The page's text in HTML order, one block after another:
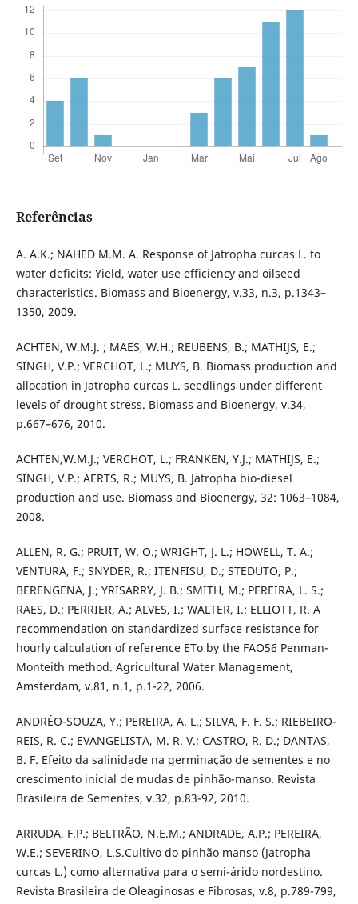
Referências
A. A.K.; NAHED M.M. A. Response of Jatropha curcas L. to
water deficits: Yield, water use efficiency and oilseed
characteristics. Biomass and Bioenergy, v.33, n.3, p.1343–
1350, 2009.
ACHTEN, W.M.J. ; MAES, W.H.; REUBENS, B.; MATHIJS, E.;
SINGH, V.P.; VERCHOT, L.; MUYS, B. Biomass production and
allocation in Jatropha curcas L. seedlings under different
levels of drought stress. Biomass and Bioenergy, v.34,
p.667–676, 2010.
ACHTEN,W.M.J.; VERCHOT, L.; FRANKEN, Y.J.; MATHIJS, E.;
SINGH, V.P.; AERTS, R.; MUYS, B. Jatropha bio-diesel
production and use. Biomass and Bioenergy, 32: 1063–1084,
2008.
ALLEN, R. G.; PRUIT, W. O.; WRIGHT, J. L.; HOWELL, T. A.;
VENTURA, F.; SNYDER, R.; ITENFISU, D.; STEDUTO, P.;
BERENGENA, J.; YRISARRY, J. B.; SMITH, M.; PEREIRA, L. S.;
RAES, D.; PERRIER, A.; ALVES, I.; WALTER, I.; ELLIOTT, R. A
recommendation on standardized surface resistance for
hourly calculation of reference ETo by the FAO56 Penman-
Monteith method. Agricultural Water Management,
Amsterdam, v.81, n.1, p.1-22, 2006.
ANDRÉO-SOUZA, Y.; PEREIRA, A. L.; SILVA, F. F. S.; RIEBEIRO-
REIS, R. C.; EVANGELISTA, M. R. V.; CASTRO, R. D.; DANTAS,
B. F. Efeito da salinidade na germinação de sementes e no
crescimento inicial de mudas de pinhão-manso. Revista
Brasileira de Sementes, v.32, p.83-92, 2010.
ARRUDA, F.P.; BELTRÃO, N.E.M.; ANDRADE, A.P.; PEREIRA,
W.E.; SEVERINO, L.S.Cultivo do pinhão manso (Jatropha
curcas L.) como alternativa para o semi-árido nordestino.
Revista Brasileira de Oleaginosas e Fibrosas, v.8, p.789-799,